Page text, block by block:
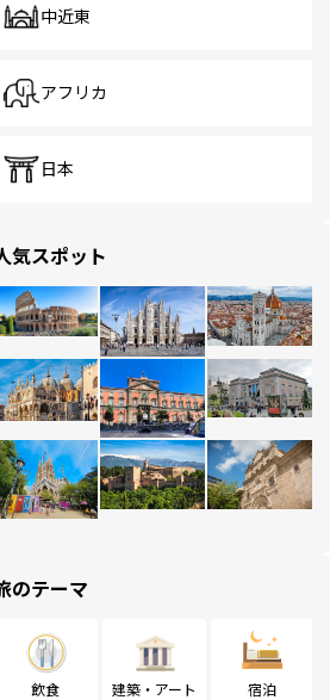
中近東
アフリカ
日本
気スポット
のテーマ
飲食 建築・アート 宿泊